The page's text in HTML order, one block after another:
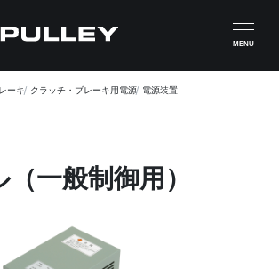
MENU
ーキ クラッチ・ブレーキ用電源
電源装置
一般制御用）